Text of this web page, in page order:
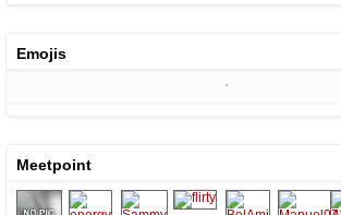
Emojis
Meetpoint